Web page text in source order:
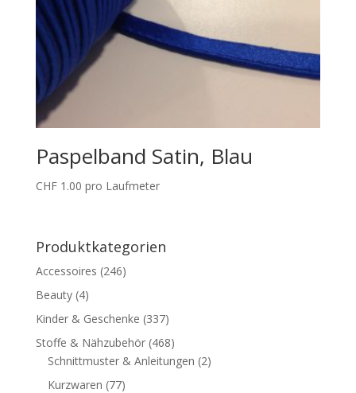
Paspelband Satin, Blau
CHF1.00 pro Laufmeter
Produktkategorien
Accessoires (246)
Beauty (4)
Kinder & Geschenke (337)
Stoffe & Nähzubehör (468)
Schnittmuster & Anleitungen (2)
Kurzwaren (77)